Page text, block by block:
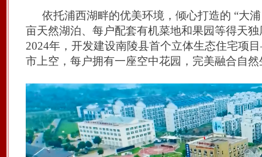
依托浦西湖畔的优美环境，倾心打造的 “大
亩天然湖泊、每户配套有机菜地和果园等得天
2024年，开发建设南陵县首个立体生态住宅项目
市上空， 每户拥有一座空中花园 ， 完美融合自